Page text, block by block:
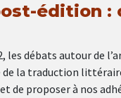
édition :
les débats autour de
de la traduction
de proposer à nos